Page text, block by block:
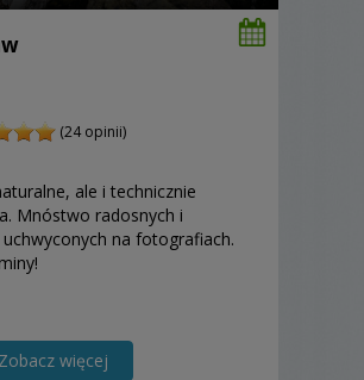
(24 opinii)
ale i technicznie
Mnóstwo radosnych i
na fotografiach.
Zobacz więcej